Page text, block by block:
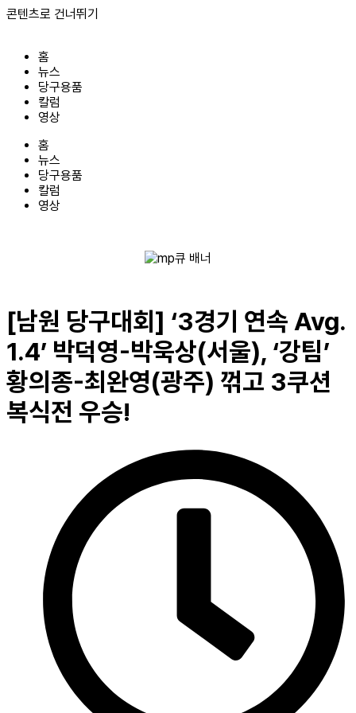
콘텐츠로 건너뛰기
홈
뉴스
당구용품
칼럼
영상
홈
뉴스
당구용품
칼럼
영상
[남원 당구대회] ‘3경기 연속 Avg.
1.4’ 박덕영-박욱상(서울), ‘강팀’
황의종-최완영(광주) 꺾고 3쿠션
복식전 우승!